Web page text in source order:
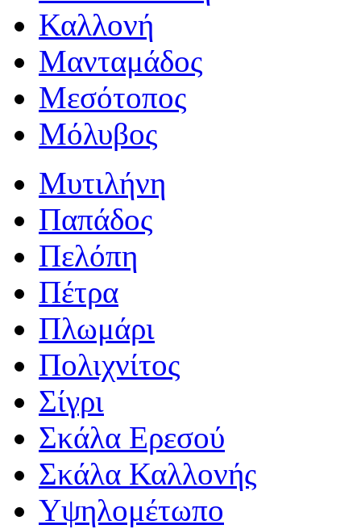
Καλλονή
Μανταμάδος
Μεσότοπος
Μόλυβος
Μυτιλήνη
Παπάδος
Πελόπη
Πέτρα
Πλωμάρι
Πολιχνίτος
Σίγρι
Σκάλα Ερεσού
Σκάλα Καλλονής
Υψηλομέτωπο